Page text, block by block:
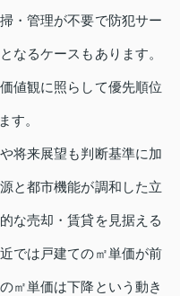
・管理が不要で防犯サー
なるケースもあります。
値観に照らして優先順位
す。
将来展望も判断基準に加
と都市機能が調和した立
な売却・賃貸を見据える
では戸建ての㎡単価が前
㎡単価は下降という動き